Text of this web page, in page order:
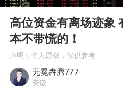
酒店回
Play
高位资金有离场迹象
本不带慌的！
声明：个人原创，仅供参考
无冕犇腾777
安徽